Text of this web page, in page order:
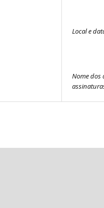
Local e
Nome dos